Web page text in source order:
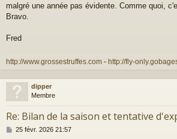
malgré une année pas évidente. Comme quoi,
Bravo.
Fred
http://www.grossestruffes.com - http://fly-
dipper
Membre
Re: Bilan de la saison et tentative
M
25 févr. 2026 21:57